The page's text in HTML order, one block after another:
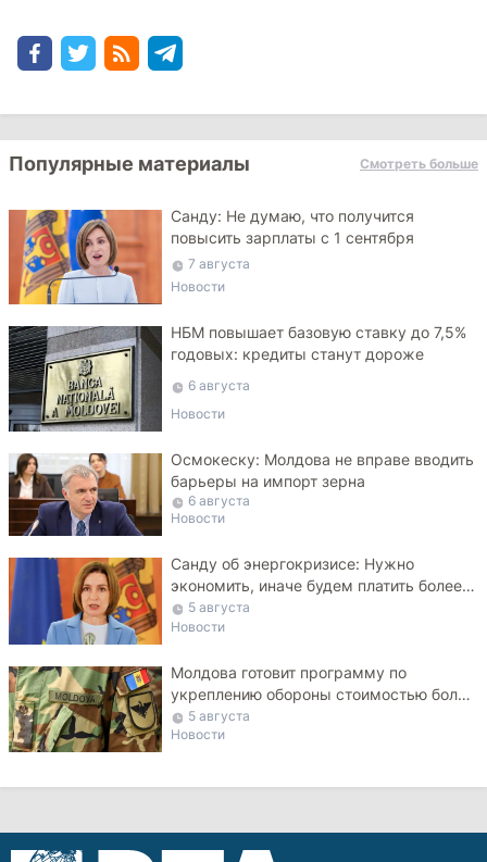
Популярные материалы Смотреть больше
Санду: Не думаю, что получится
повысить зарплаты с 1 сентября
7 августа
Новости
НБМ повышает базовую ставку до 7,5%
годовых: кредиты станут дороже
6 августа
Новости
Осмокеску: Молдова не вправе вводить
барьеры на импорт зерна
6 августа
Новости
Санду об энергокризисе: Нужно
экономить, иначе будем платить более
высокие тарифы
5 августа
Новости
Молдова готовит программу по
укреплению обороны стоимостью более
10 млрд леев на ближайшие пять лет
5 августа
Новости